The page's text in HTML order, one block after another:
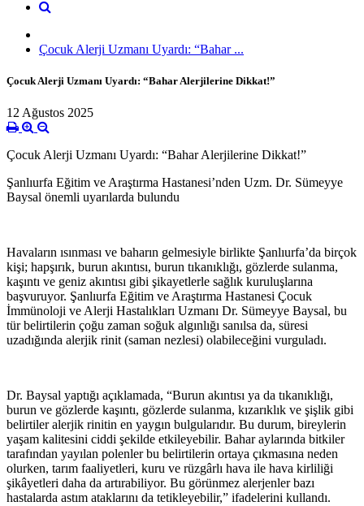
Çocuk Alerji Uzmanı Uyardı: “Bahar ...
Çocuk Alerji Uzmanı Uyardı: “Bahar Alerjilerine Dikkat!”
12 Ağustos 2025
Çocuk Alerji Uzmanı Uyardı: “Bahar Alerjilerine Dikkat!”
Şanlıurfa Eğitim ve Araştırma Hastanesi’nden Uzm. Dr. Sümeyye
Baysal önemli uyarılarda bulundu
Havaların ısınması ve baharın gelmesiyle birlikte Şanlıurfa’da birçok
kişi; hapşırık, burun akıntısı, burun tıkanıklığı, gözlerde sulanma,
kaşıntı ve geniz akıntısı gibi şikayetlerle sağlık kuruluşlarına
başvuruyor. Şanlıurfa Eğitim ve Araştırma Hastanesi Çocuk
İmmünoloji ve Alerji Hastalıkları Uzmanı Dr. Sümeyye Baysal, bu
tür belirtilerin çoğu zaman soğuk algınlığı sanılsa da, süresi
uzadığında alerjik rinit (saman nezlesi) olabileceğini vurguladı.
Dr. Baysal yaptığı açıklamada, “Burun akıntısı ya da tıkanıklığı,
burun ve gözlerde kaşıntı, gözlerde sulanma, kızarıklık ve şişlik gibi
belirtiler alerjik rinitin en yaygın bulgularıdır. Bu durum, bireylerin
yaşam kalitesini ciddi şekilde etkileyebilir. Bahar aylarında bitkiler
tarafından yayılan polenler bu belirtilerin ortaya çıkmasına neden
olurken, tarım faaliyetleri, kuru ve rüzgârlı hava ile hava kirliliği
şikâyetleri daha da artırabiliyor. Bu görünmez alerjenler bazı
hastalarda astım ataklarını da tetikleyebilir,” ifadelerini kullandı.